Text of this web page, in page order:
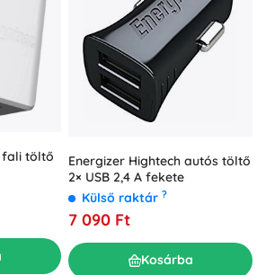
fali töltő
Energizer Hightech autós töltő
2× USB 2,4 A fekete
Külső raktár ?
7 090 Ft
Kosárba